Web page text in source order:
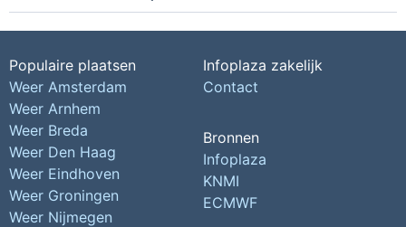
Populaire plaatsen
Weer Amsterdam
Weer Arnhem
Weer Breda
Weer Den Haag
Weer Eindhoven
Weer Groningen
Weer Nijmegen
Infoplaza zakelijk
Contact
Bronnen
Infoplaza
KNMI
ECMWF